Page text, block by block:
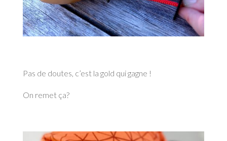
Pas de doutes, c’est la gold qui gagne !
On remet ça?